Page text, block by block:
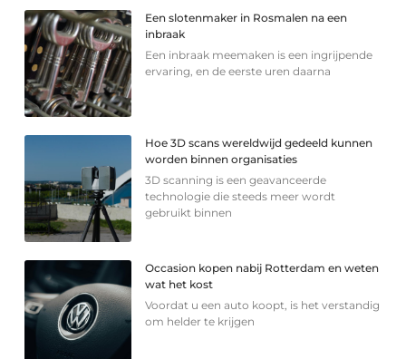
Een slotenmaker in Rosmalen na een
inbraak
Een inbraak meemaken is een ingrijpende
ervaring, en de eerste uren daarna
Hoe 3D scans wereldwijd gedeeld kunnen
worden binnen organisaties
3D scanning is een geavanceerde
technologie die steeds meer wordt
gebruikt binnen
Occasion kopen nabij Rotterdam en weten
wat het kost
Voordat u een auto koopt, is het verstandig
om helder te krijgen